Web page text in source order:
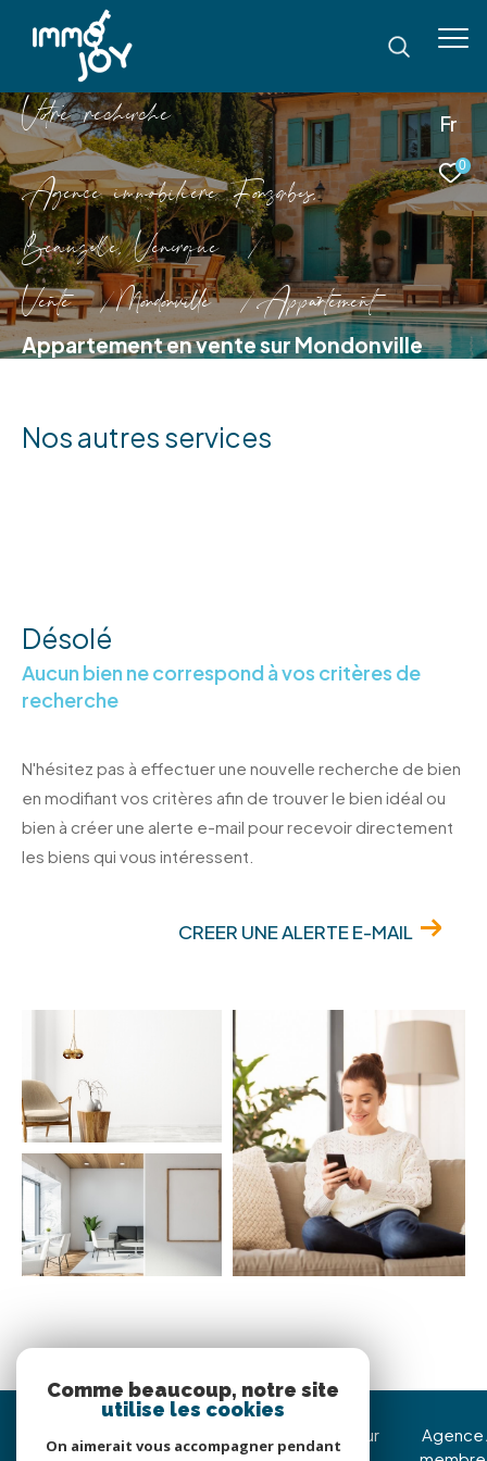
Fr
0
Vore recece
Agence immobilière Fonsorbes,
Beauzelle, Venerque
Vente
Mondonville Appartement
Appartement en vente sur Mondonville
Nos autres services
Désolé
Aucun bien ne correspond à vos critères de
recherche
N'hésitez pas à effectuer une nouvelle recherche de bien
en modifiant vos critères afin de trouver le bien idéal ou
bien à créer une alerte e-mail pour recevoir directement
les biens qui vous intéressent.
CREER UNE ALERTE E-MAIL
Nous suivre sur
Agence
Comme beaucoup, notre site
utilise les cookies
On aimerait vous accompagner pendant